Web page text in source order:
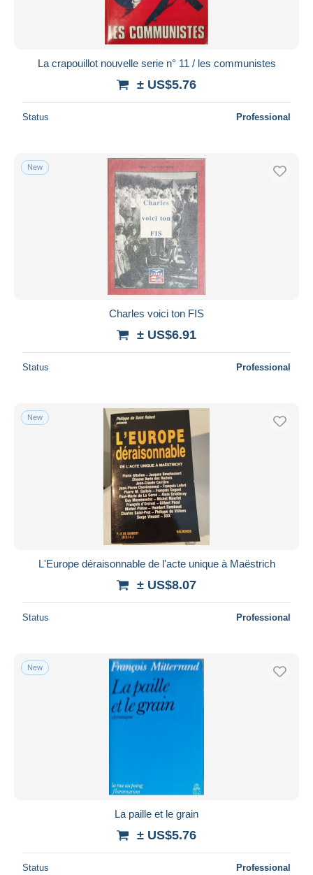
La crapouillot nouvelle serie n° 11 / les communistes
± US$5.76
Status Professional
New
Charles voici ton FIS
± US$6.91
Status Professional
New
L'Europe déraisonnable de l'acte unique à Maëstrich
± US$8.07
Status Professional
New
La paille et le grain
± US$5.76
Status Professional